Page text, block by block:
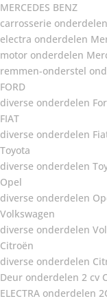
MERCEDES BENZ
carrosserie
electra onderdelen
motor onderdelen
remmen-onderstel
FORD
diverse onderdelen
FIAT
diverse onderdelen
Toyota
diverse onderdelen
Opel
diverse onderdelen
Volkswagen
diverse onderdelen
Citroën
diverse onderdelen
Deur onderdelen 2 cv
ELECTRA onderdelen